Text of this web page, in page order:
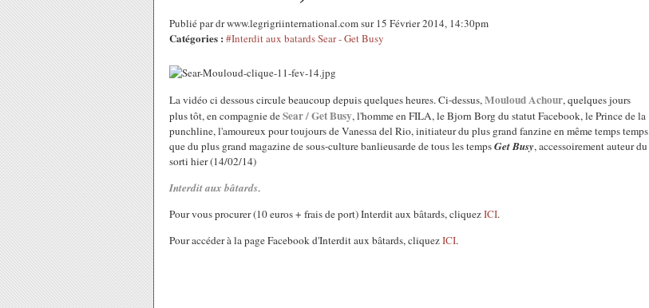
Publié par dr www.legrigriinternational.com sur 15 Février 2014, 14:30pm
Catégories : #Interdit aux batards Sear - Get Busy
La vidéo ci dessous circule beaucoup depuis quelques heures. Ci-dessus,Mouloud Achour, quelques jours
plus tôt, en compagnie deSear / Get Busy, l'homme en FILA, le Bjorn Borg du statut Facebook, le Prince de la
punchline, l'amoureux pour toujours de Vanessa del Rio, initiateur du plus grand fanzine en même temps temps
que du plus grand magazine de sous-culture banlieusarde de tous les tempsGet Busy, accessoirement auteur du
sorti hier (14/02/14)
Interdit aux bâtards.
Pour vous procurer (10 euros + frais de port) Interdit aux bâtards, cliquezICI.
Pour accéder à la page Facebook d'Interdit aux bâtards, cliquezICI.